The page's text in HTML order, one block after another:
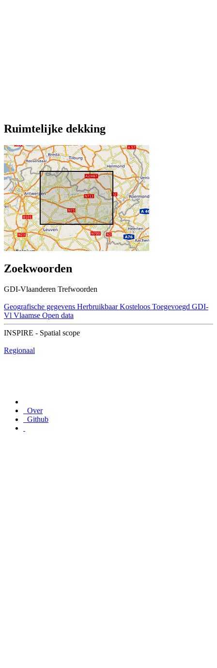
Ruimtelijke dekking
Zoekwoorden
GDI-Vlaanderen Trefwoorden
Geografische gegevens Herbruikbaar Kosteloos Toegevoegd GDI-
Vl Vlaamse Open data
INSPIRE - Spatial scope
Regionaal
Over
Github